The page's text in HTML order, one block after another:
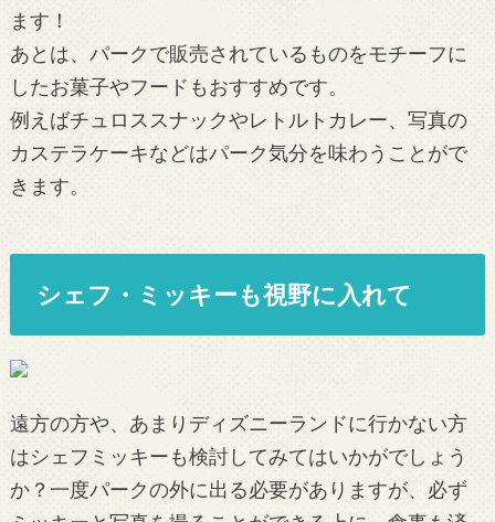
ます！
あとは、パークで販売されているものをモチーフに
したお菓子やフードもおすすめです。
例えばチュロススナックやレトルトカレー、写真の
カステラケーキなどはパーク気分を味わうことがで
きます。
シェフ・ミッキーも視野に入れて
遠方の方や、あまりディズニーランドに行かない方
はシェフミッキーも検討してみてはいかがでしょう
か？一度パークの外に出る必要がありますが、必ず